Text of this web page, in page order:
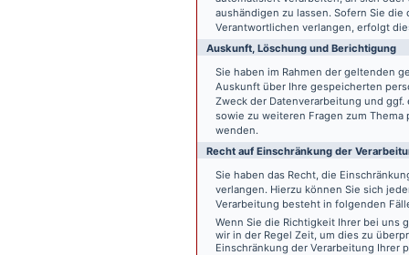
aushändigen zu lassen. Sofern Sie
Verantwortlichen verlangen, erfolgt
Auskunft, Löschung und Berichtigung
Sie haben im Rahmen der geltenden
Auskunft über Ihre gespeicherten
Zweck der Datenverarbeitung und
sowie zu weiteren Fragen zum
wenden.
Recht auf Einschränkung der
Sie haben das Recht, die
verlangen. Hierzu können Sie sich
Verarbeitung besteht in folgenden
Wenn Sie die Richtigkeit Ihrer bei
wir in der Regel Zeit, um dies zu
Einschränkung der Verarbeitung Ihrer